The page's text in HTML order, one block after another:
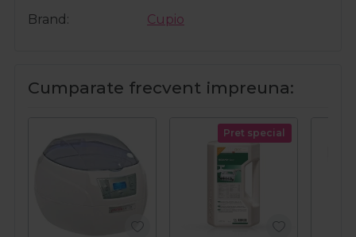
Brand
Cupio
Cumparate frecvent impreuna:
Pret special